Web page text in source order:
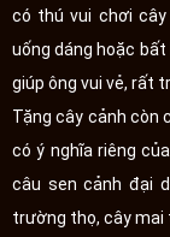
có thú vui chơi cây
uống dáng hoặc
giúp ông vui vẻ, rất
Tặng cây cảnh còn
có ý nghĩa riêng
câu sen cảnh đại
trường thọ, cây mai